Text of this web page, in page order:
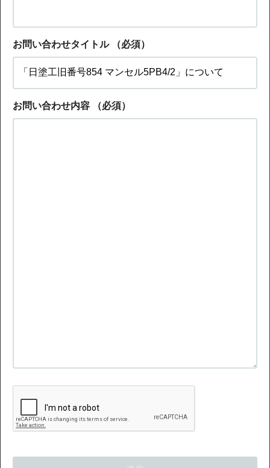
お問い合わせタイトル （必須）
お問い合わせ内容 （必須）